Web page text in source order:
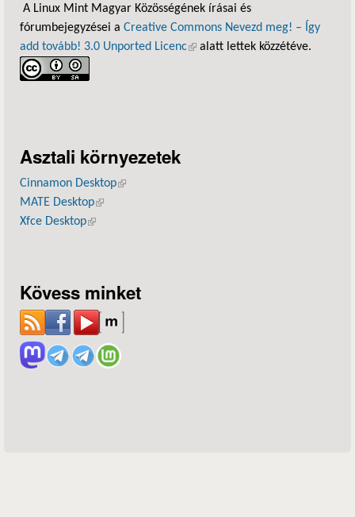
A Linux Mint Magyar Közösségének írásai és
fórumbejegyzései a Creative Commons Nevezd meg! – Így
add tovább! 3.0 Unported Licenc(külső hivatkozás)
alatt lettek közzétéve.
Asztali környezetek
Cinnamon Desktop(külső hivatkozás)
MATE Desktop(külső hivatkozás)
Xfce Desktop(külső hivatkozás)
Kövess minket